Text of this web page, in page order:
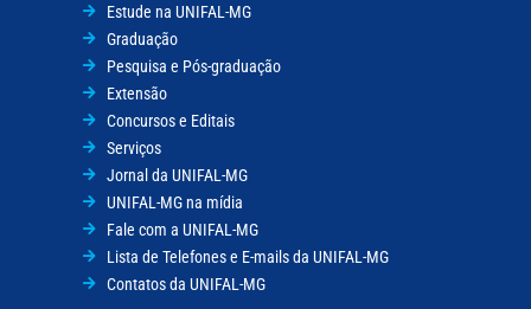
Estude na UNIFAL-MG
Graduação
Pesquisa e Pós-graduação
Extensão
Concursos e Editais
Serviços
Jornal da UNIFAL-MG
UNIFAL-MG na mídia
Fale com a UNIFAL-MG
Lista de Telefones e E-mails da UNIFAL-MG
Contatos da UNIFAL-MG